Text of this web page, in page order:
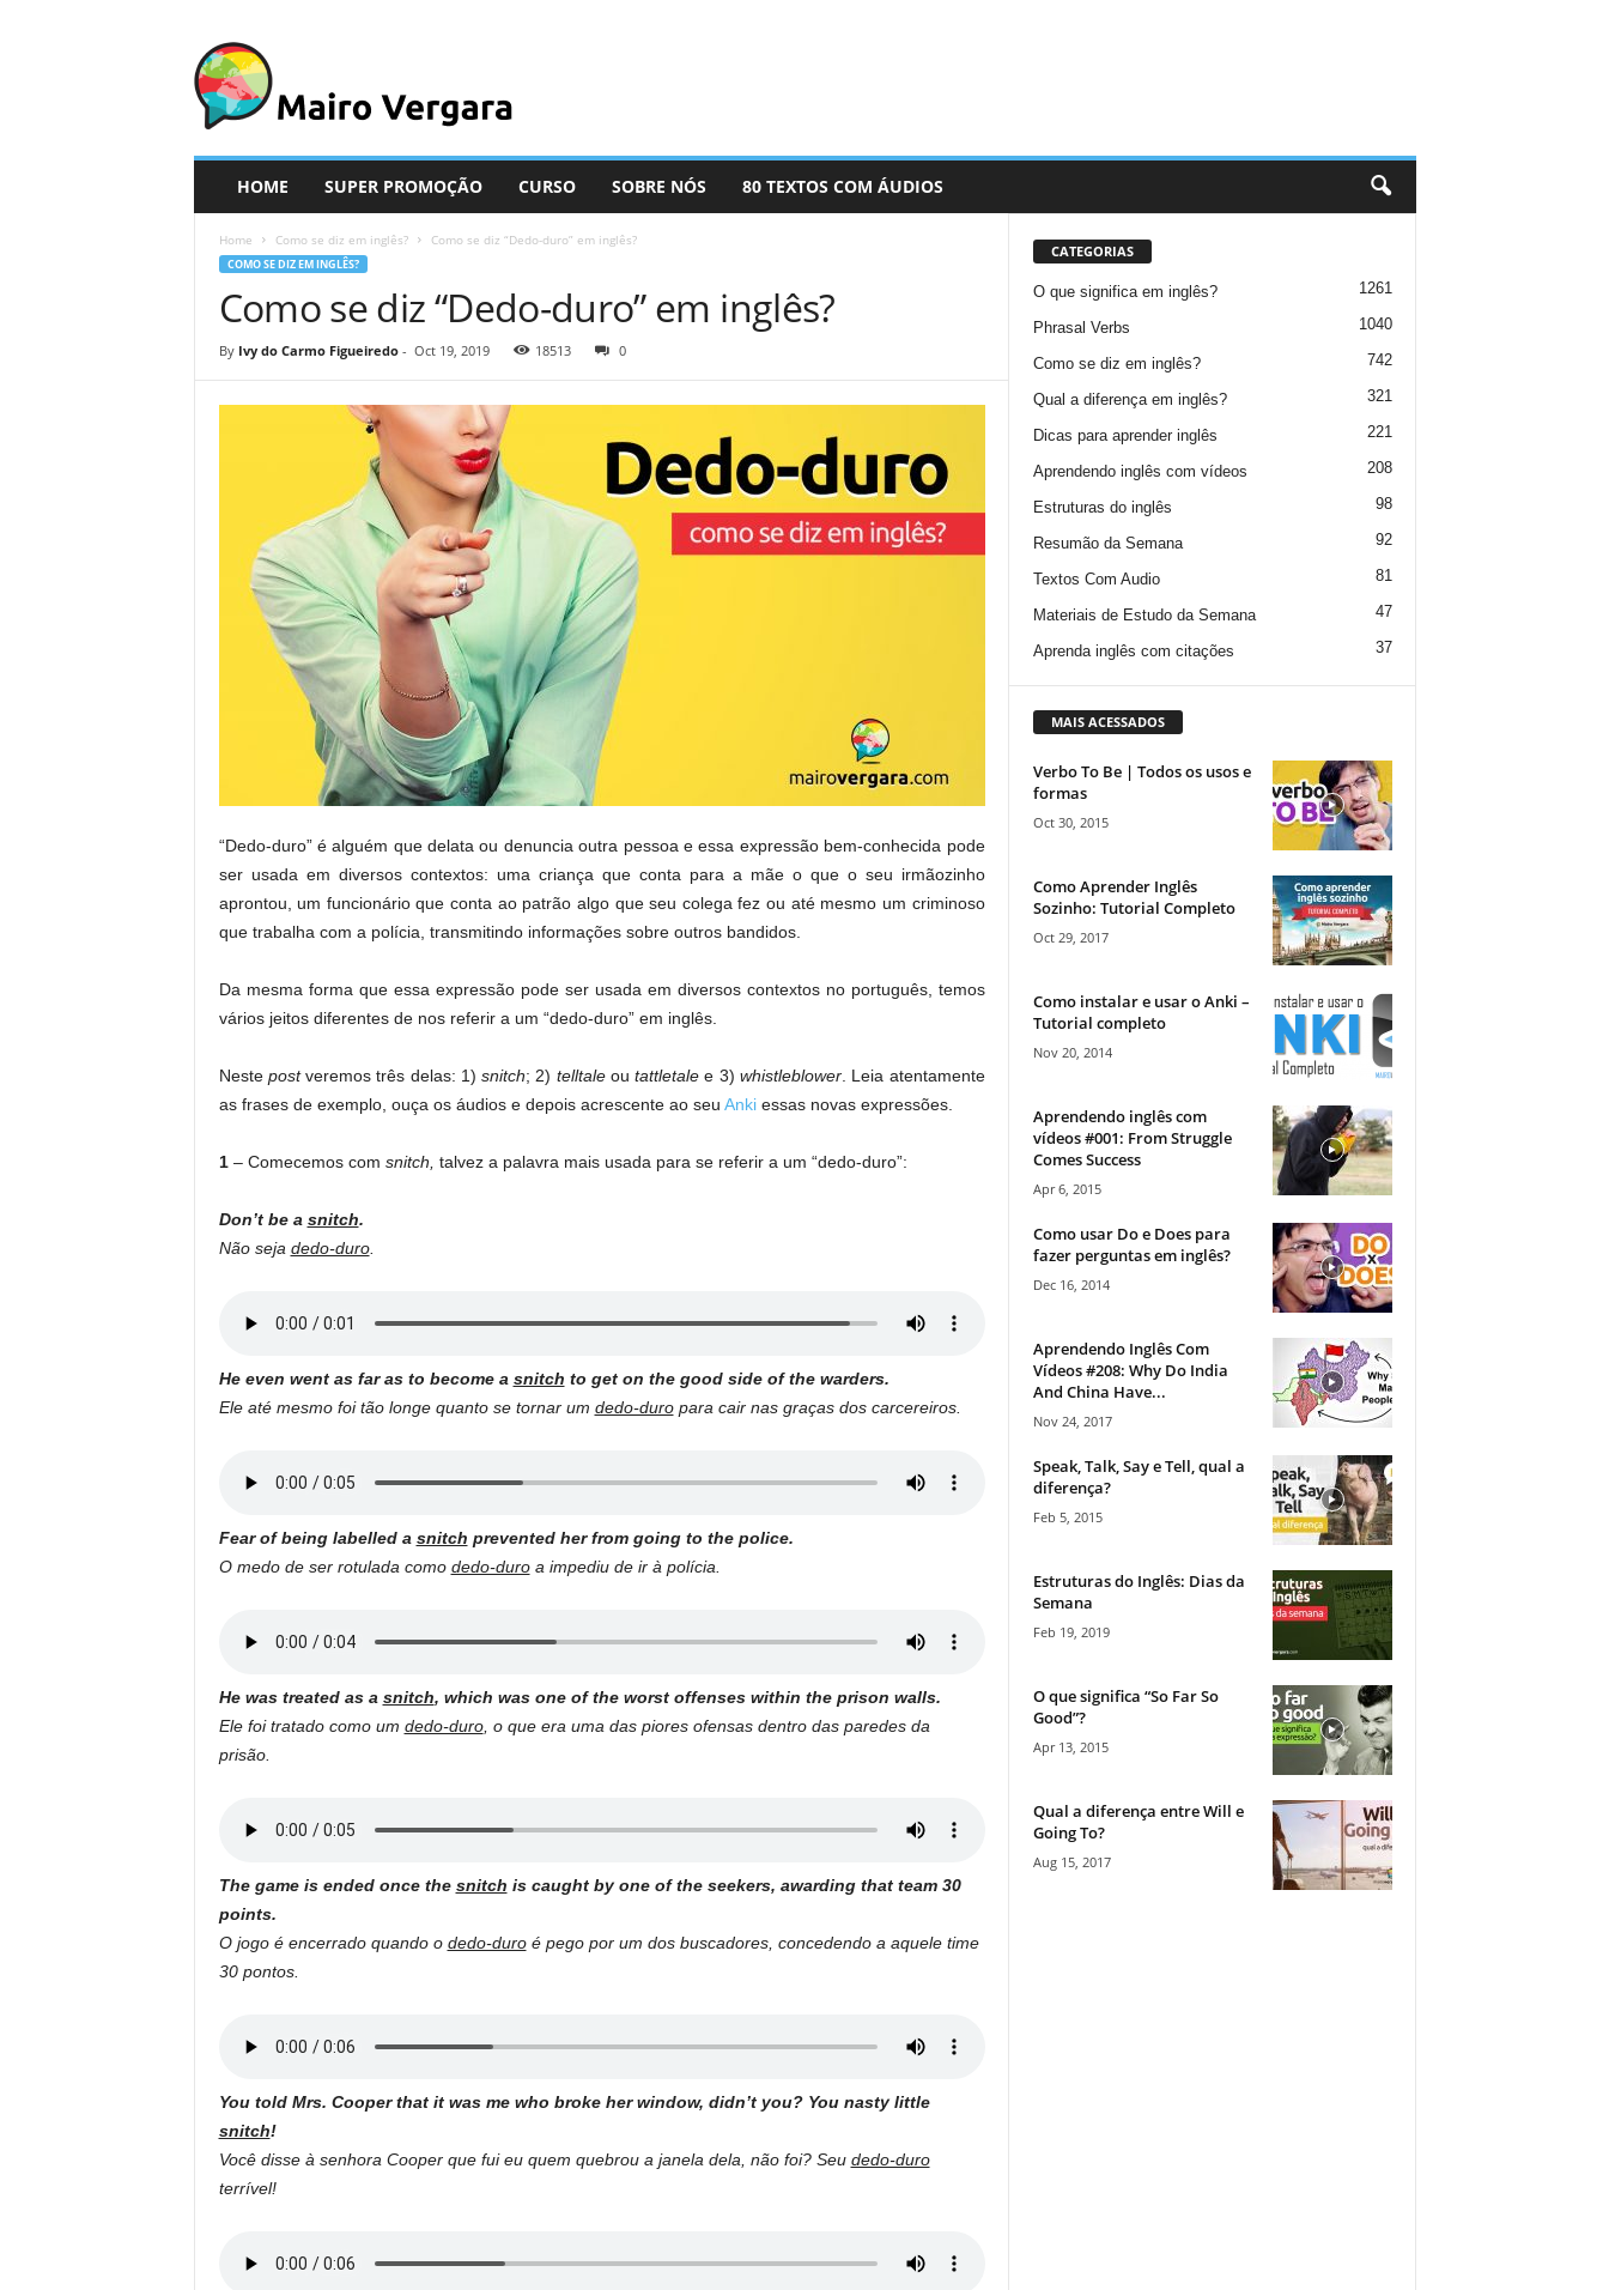
i
r
HOME SUPER PROMOÇÃO CURSO SOBRE NÓS 80 TEXTOS COM ÁUDIOS
Home Como se diz em inglês? Como se diz “Dedo-duro” em inglês?
COMO SE DIZ EM INGLÊS?
Como se diz “Dedo-duro” em inglês?
By Ivy do Carmo Figueiredo- Oct 19, 2019 18513 0
“Dedo-duro” é alguém que delata ou denuncia outra pessoa e essa expressão bem-conhecida pode
ser usada em diversos contextos: uma criança que conta para a mãe o que o seu irmãozinho
aprontou, um funcionário que conta ao patrão algo que seu colega fez ou até mesmo um criminoso
que trabalha com a polícia, transmitindo informações sobre outros bandidos.
Da mesma forma que essa expressão pode ser usada em diversos contextos no português, temos
vários jeitos diferentes de nos referir a um “dedo-duro” em inglês.
Neste postveremos três delas: 1)snitch; 2) telltaleoutattletale e 3)whistleblower . Leia atentamente
as frases de exemplo, ouça os áudios e depois acrescente ao seu Ankiessas novas expressões.
1– Comecemos com snitch, talvez a palavra mais usada para se referir a um “dedo-duro”:
Don’t be a snitch.
Não seja dedo-duro.
He even went as far as to become a snitch to get on the good side of the warders.
Ele até mesmo foi tão longe quanto se tornar um dedo-duropara cair nas graças dos carcereiros.
Fear of being labelled a snitch prevented her from going to the police.
O medo de ser rotulada como dedo-duroa impediu de ir à polícia.
He was treated as a snitch, which was one of the worst offenses within the prison walls.
Ele foi tratado como um dedo-duro, o que era uma das piores ofensas dentro das paredes da
prisão.
The game is ended once the snitch is caught by one of the seekers, awarding that team 30
points.
O jogo é encerrado quando o dedo-duroé pego por um dos buscadores, concedendo a aquele time
30 pontos.
You told Mrs. Cooper that it was me who broke her window, didn’t you? You nasty little
snitch!
Você disse à senhora Cooper que fui eu quem quebrou a janela dela, não foi? Seu dedo-duro
terrível!
CATEGORIAS
O que significa em inglês? 1261
Phrasal Verbs 1040
Como se diz em inglês? 742
Qual a diferença em inglês? 321
Dicas para aprender inglês 221
Aprendendo inglês com vídeos 208
Estruturas do inglês 98
Resumão da Semana 92
Textos Com Audio 81
Materiais de Estudo da Semana 47
Aprenda inglês com citações 37
MAIS ACESSADOS
Verbo To Be | Todos os usos e
formas
Oct 30, 2015
Como Aprender Inglês
Sozinho: Tutorial Completo
Oct 29, 2017
Como instalar e usar o Anki –
Tutorial completo
Nov 20, 2014
Aprendendo inglês com
vídeos #001: From Struggle
Comes Success
Apr 6, 2015
Como usar Do e Does para
fazer perguntas em inglês?
Dec 16, 2014
Aprendendo Inglês Com
Vídeos #208: Why Do India
And China Have...
Nov 24, 2017
Speak, Talk, Say e Tell, qual a
diferença?
Feb 5, 2015
Estruturas do Inglês: Dias da
Semana
Feb 19, 2019
O que significa “So Far So
Good”?
Apr 13, 2015
Qual a diferença entre Will e
Going To?
Aug 15, 2017